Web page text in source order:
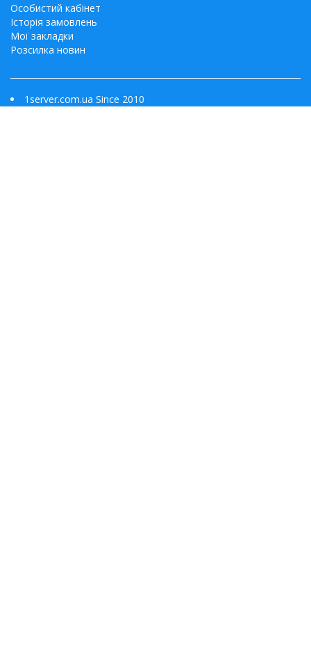
Особистий кабінет
Історія замовлень
Мої закладки
Розсилка новин
1server.com.ua Since 2010